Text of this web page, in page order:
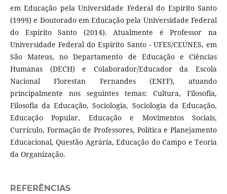
em Educação pela Universidade Federal do Espírito Santo
(1999) e Doutorado em Educação pela Universidade Federal
do Espírito Santo (2014). Atualmente é Professor na
Universidade Federal do Espírito Santo - UFES/CEUNES, em
São Mateus, no Departamento de Educação e Ciências
Humanas (DECH) e Colaborador/Educador da Escola
Nacional Florestan Fernandes (ENFF), atuando
principalmente nos seguintes temas: Cultura, Filosofia,
Filosofia da Educação, Sociologia, Sociologia da Educação,
Educação Popular, Educação e Movimentos Sociais,
Currículo, Formação de Professores, Política e Planejamento
Educacional, Questão Agrária, Educação do Campo e Teoria
da Organização.
REFERÊNCIAS